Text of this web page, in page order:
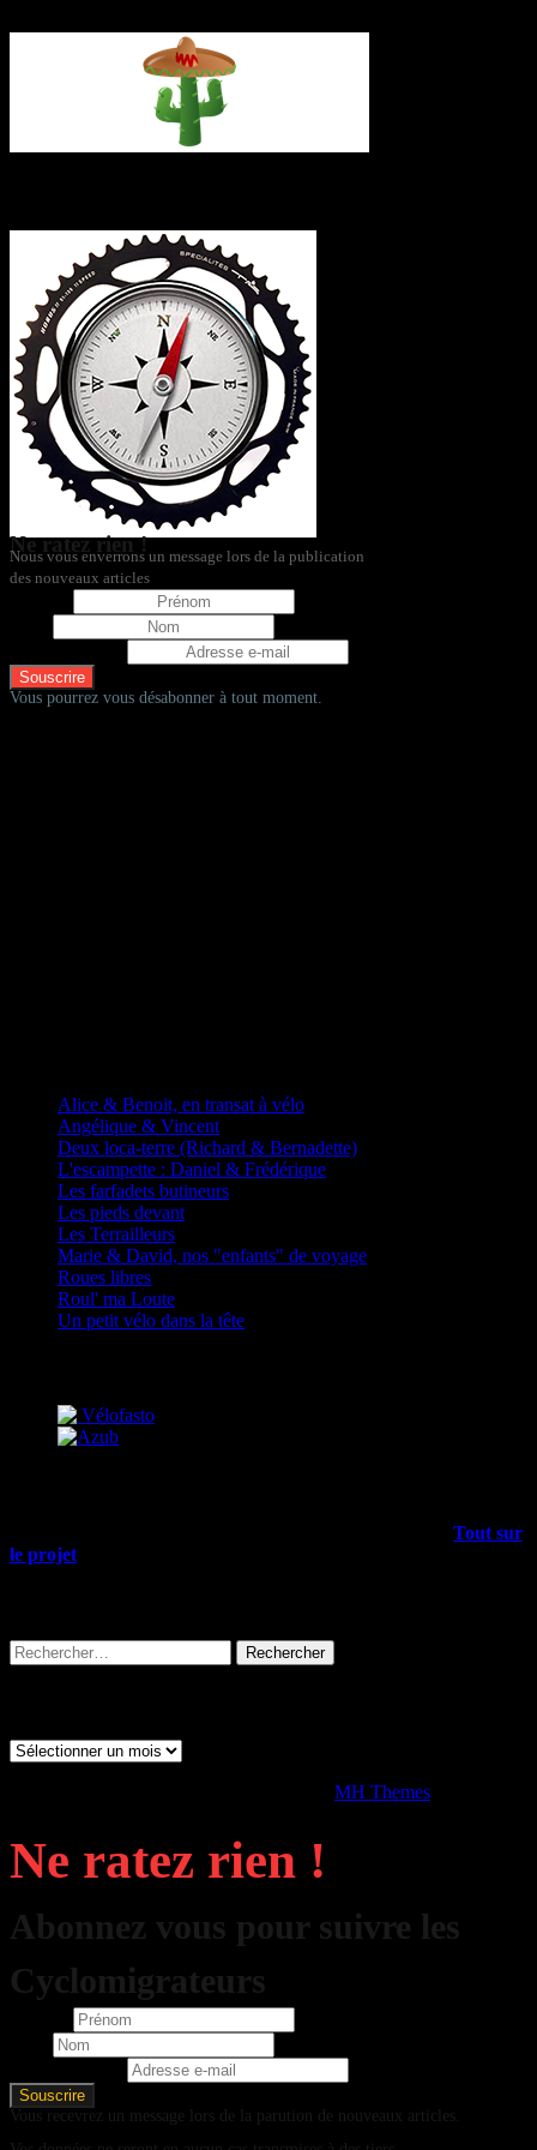
Ne ratez rien !
Nous vous enverrons un message lors de la publication
des nouveaux articles
Vous pourrez vous désabonner à tout moment.
Alice & Benoit, en transat à vélo
Angélique & Vincent
Deux loca-terre (Richard & Bernadette)
L'escampette : Daniel & Frédérique
Les farfadets butineurs
Les pieds devant
Les Terrailleurs
Marie & David, nos "enfants" de voyage
Roues libres
Roul' ma Loute
Un petit vélo dans la tête
Tout sur
le projet
Rechercher :
Archives
MH Themes
Ne ratez rien !
Abonnez vous pour suivre les
Cyclomigrateurs
Vous recevrez un message lors de la parution de nouveaux articles.